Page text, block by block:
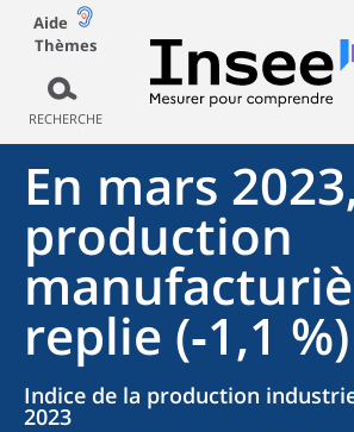
Aide
Thèmes
RECHERCHE
En mars
production
replie (‑1,1 %)
Indice de la production
2023